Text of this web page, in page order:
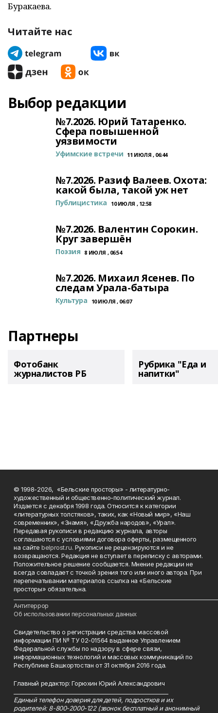
Буракаева.
Читайте нас
Выбор редакции
№7.2026. Юрий Татаренко.
Сфера повышенной
уязвимости
Уфимские встречи 11 ИЮЛЯ , 06:44
№7.2026. Разиф Валеев. Охота:
какой была, такой уж нет
Публицистика 10 ИЮЛЯ , 12:58
№7.2026. Валентин Сорокин.
Круг завершён
Поэзия 8 ИЮЛЯ , 06:54
№7.2026. Михаил Ясенев. По
следам Урала-батыра
Культура 10 ИЮЛЯ , 06:07
Партнеры
Фотобанк
журналистов РБ
Рубрика "Еда и
напитки"
© 1998-2026, «Бельские просторы» - литературно-
художественный и общественно-политический журнал.
Издается с декабря 1998 года. Относится к категории
«литературных толстяков», таких, как «Новый мир», «Наш
современник», «Знамя», «Дружба народов», «Урал».
Передавая рукописи в редакцию журнала, авторы
соглашаются с условиями договора оферты, размещенного
на сайтеbelprost.ru. Рукописи не рецензируются и не
возвращаются. Редакция не вступает в переписку с авторами.
Положительное решение сообщается. Мнение редакции не
всегда совпадает с точкой зрения того или иного автора. При
перепечатывании материалов ссылка на «Бельские
просторы» обязательна.
Антитеррор
Об использовании персональных данных
Свидетельство о регистрации средства массовой
информации ПИ № ТУ 02-01564 выданное Управлением
Федеральной службы по надзору в сфере связи,
информационных технологий и массовых коммуникаций по
Республике Башкортостан от 31 октября 2016 года.
Главный редактор: Горюхин Юрий Александрович
Единый телефон доверия для детей, подростков и их
родителей: 8-800-2000-122 (звонок бесплатный и анонимный